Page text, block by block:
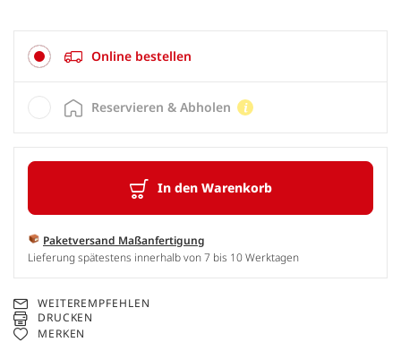
Online bestellen
In den Warenkorb
Paketversand Maßanfertigung
Lieferung spätestens innerhalb von 7 bis 10 Werktagen
Reservieren & Abholen
WEITEREMPFEHLEN
DRUCKEN
MERKEN